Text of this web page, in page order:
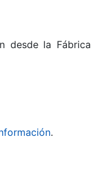
desde la Fábrica
.